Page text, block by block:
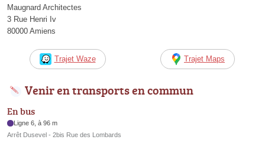
Maugnard Architectes
3 Rue Henri Iv
80000 Amiens
Trajet Waze Trajet Maps
Venir en transports en commun
En bus
Ligne 6, à 96 m
Arrêt Dusevel - 2bis Rue des Lombards